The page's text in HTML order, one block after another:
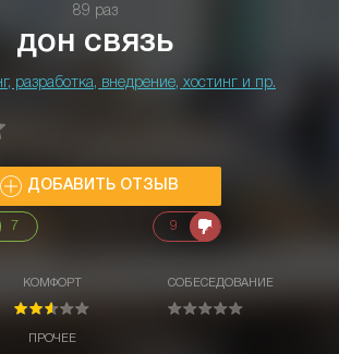
89 раз
дон связь
разработка, внедрение, хостинг и пр.
ДОБАВИТЬ ОТЗЫВ
7 9
КОМФОРТ
ПРОЧЕЕ
СОБЕСЕДОВАНИЕ